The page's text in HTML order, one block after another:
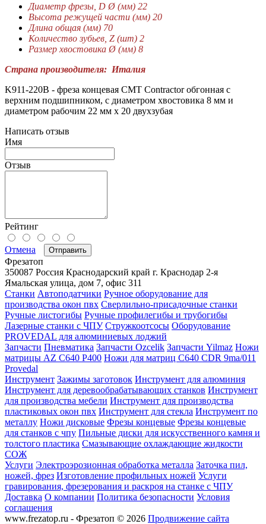
Диаметр фрезы, D Ø (мм) 22
Высота режущей части (мм) 20
Длина общая (мм) 70
Количество зубьев, Z (шт) 2
Размер хвостовика Ø (мм) 8
Страна производителя: Италия
K911-220B - фреза концевая CMT Сontractor обгонная с
верхним подшипником, с диаметром хвостовика 8 мм и
диаметром рабочим 22 мм x 20 двухзубая
Написать отзыв
Имя
Отзыв
Рейтинг
Отмена Отправить
Фрезатоп
350087 Россия Краснодарский край г. Краснодар 2-я
Ямальская улица, дом 7, офис 311
Станки Автоподатчики Ручное оборудование для
производства окон пвх Сверлильно-присадочные станки
Ручные листогибы Ручные профилегибы и трубогибы
Лазерные станки с ЧПУ Стружкоотсосы Оборудование
PROVEDAL для алюминиевых лоджий
Запчасти Пневматика Запчасти Ozcelik Запчасти Yilmaz Ножи
матрицы AZ C640 P400 Ножи для матриц C640 CDR 9ma/011
Provedal
Инструмент Зажимы заготовок Инструмент для алюминия
Инструмент для деревообрабатывающих станков Инструмент
для производства мебели Инструмент для производства
пластиковых окон пвх Инструмент для стекла Инструмент по
металлу Ножи дисковые Фрезы концевые Фрезы концевые
для станков с чпу Пильные диски для искусственного камня и
толстого пластика Смазывающие охлаждающие жидкости
СОЖ
Услуги Электроэрозионная обработка металла Заточка пил,
ножей, фрез Изготовление профильных ножей Услуги
гравирования, фрезерования и раскроя на станке с ЧПУ
Доставка О компании Политика безопасности Условия
соглашения
www.frezatop.ru - Фрезатоп © 2026 Продвижение сайта